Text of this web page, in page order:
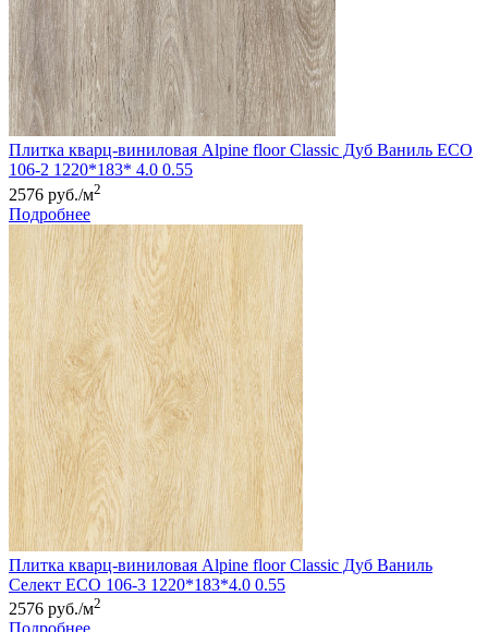
Плитка кварц-виниловая Alpine floor Classic Дуб Ваниль ЕСО
106-2 1220*183* 4.0 0.55
2576 руб./м2
Подробнее
Плитка кварц-виниловая Alpine floor Classic Дуб Ваниль
Селект ЕСО 106-3 1220*183*4.0 0.55
2576 руб./м2
Подробнее